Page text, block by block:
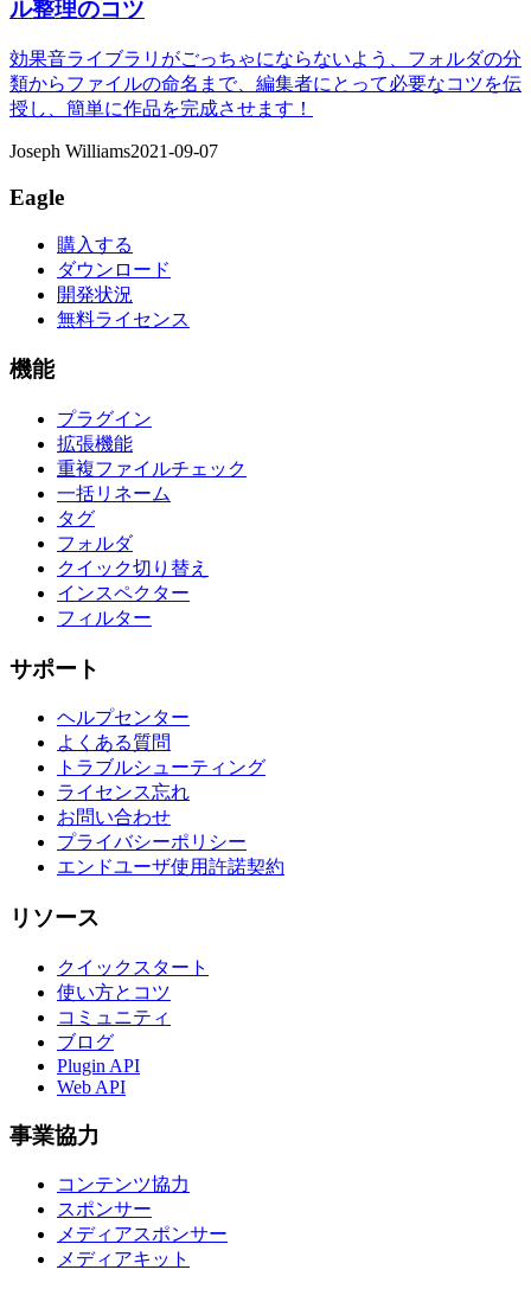
ル整理のコツ
効果音ライブラリがごっちゃにならないよう、フォルダの分
類からファイルの命名まで、編集者にとって必要なコツを伝
授し、簡単に作品を完成させます！
Joseph Williams2021-09-07
Eagle
購入する
ダウンロード
開発状況
無料ライセンス
機能
プラグイン
拡張機能
重複ファイルチェック
一括リネーム
タグ
フォルダ
クイック切り替え
インスペクター
フィルター
サポート
ヘルプセンター
よくある質問
トラブルシューティング
ライセンス忘れ
お問い合わせ
プライバシーポリシー
エンドユーザ使用許諾契約
リソース
クイックスタート
使い方とコツ
コミュニティ
ブログ
Plugin API
Web API
事業協力
コンテンツ協力
スポンサー
メディアスポンサー
メディアキット